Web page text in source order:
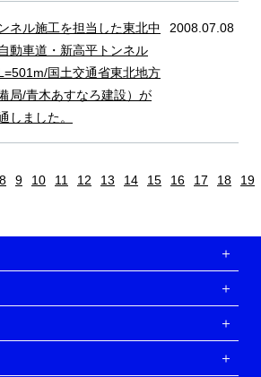
ネル施工を担当した東北中
動車道・新高平トンネル
L=501m/国土交通省東北地方
局/青木あすなろ建設）が
しました。
2008.07.08
8 9 10 11 12 13 14 15 16 17 18 19